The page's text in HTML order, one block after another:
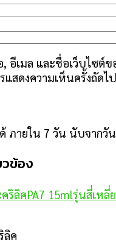
อีเมล และชื่อเว็บไซต์ข
แสดงความเห็นครั้งถัดไป
ภายใน 7 วัน นับจากวั
ข้อง
ลิค